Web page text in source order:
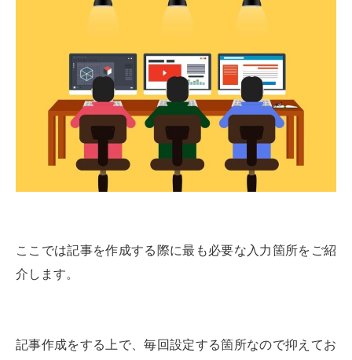
ここでは記事を作成する際に最も必要な入力箇所をご紹
介します。
記事作成をする上で、毎回設定する箇所なので抑えてお